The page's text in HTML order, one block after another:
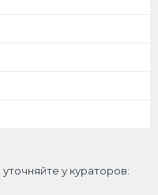
у кураторов: